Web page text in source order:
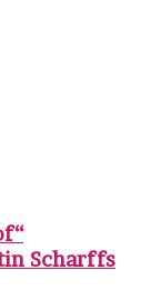
Scharffs